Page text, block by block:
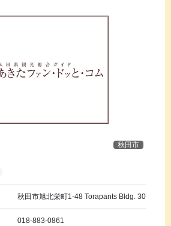
秋田市
秋田市旭北栄町1-48 Torapants Bldg. 301
018-883-0861